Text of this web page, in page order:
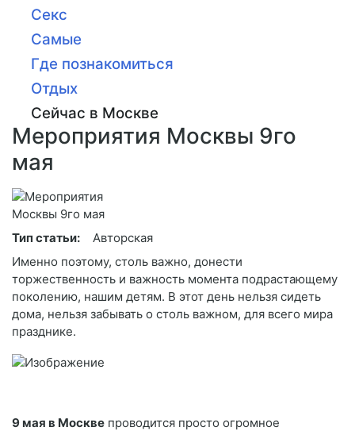
Секс
Самые
Где познакомиться
Отдых
Сейчас в Москве
Мероприятия Москвы 9го
мая
Тип статьи:
Авторская
Именно поэтому, столь важно, донести
торжественность и важность момента подрастающему
поколению, нашим детям. В этот день нельзя сидеть
дома, нельзя забывать о столь важном, для всего мира
празднике.
9 мая в Москве проводится просто огромное